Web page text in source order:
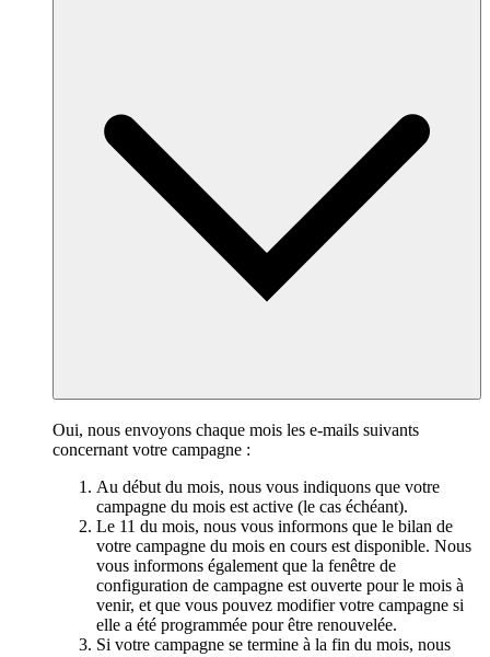
Oui, nous envoyons chaque mois les e-mails suivants
concernant votre campagne :
Au début du mois, nous vous indiquons que votre
campagne du mois est active (le cas échéant).
Le 11 du mois, nous vous informons que le bilan de
votre campagne du mois en cours est disponible. Nous
vous informons également que la fenêtre de
configuration de campagne est ouverte pour le mois à
venir, et que vous pouvez modifier votre campagne si
elle a été programmée pour être renouvelée.
Si votre campagne se termine à la fin du mois, nous